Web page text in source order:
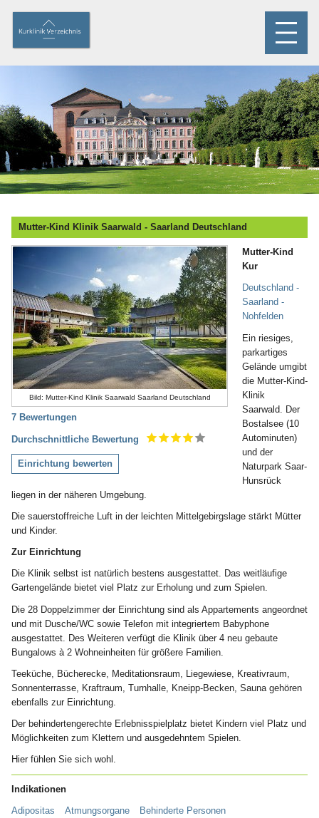
Mutter-Kind Klinik Saarwald - Saarland Deutschland
Bild: Mutter-Kind Klinik Saarwald Saarland Deutschland
7 Bewertungen
Durchschnittliche Bewertung
Einrichtung bewerten
Mutter-Kind
Kur
Deutschland -
Saarland -
Nohfelden
Ein riesiges,
parkartiges
Gelände umgibt
die Mutter-Kind-
Klinik
Saarwald. Der
Bostalsee (10
Autominuten)
und der
Naturpark Saar-
Hunsrück
liegen in der näheren Umgebung.
Die sauerstoffreiche Luft in der leichten Mittelgebirgslage stärkt Mütter
und Kinder.
Zur Einrichtung
Die Klinik selbst ist natürlich bestens ausgestattet. Das weitläufige
Gartengelände bietet viel Platz zur Erholung und zum Spielen.
Die 28 Doppelzimmer der Einrichtung sind als Appartements angeordnet
und mit Dusche/WC sowie Telefon mit integriertem Babyphone
ausgestattet. Des Weiteren verfügt die Klinik über 4 neu gebaute
Bungalows à 2 Wohneinheiten für größere Familien.
Teeküche, Bücherecke, Meditationsraum, Liegewiese, Kreativraum,
Sonnenterrasse, Kraftraum, Turnhalle, Kneipp-Becken, Sauna gehören
ebenfalls zur Einrichtung.
Der behindertengerechte Erlebnisspielplatz bietet Kindern viel Platz und
Möglichkeiten zum Klettern und ausgedehntem Spielen.
Hier fühlen Sie sich wohl.
Indikationen
Adipositas Atmungsorgane
Behinderte Personen